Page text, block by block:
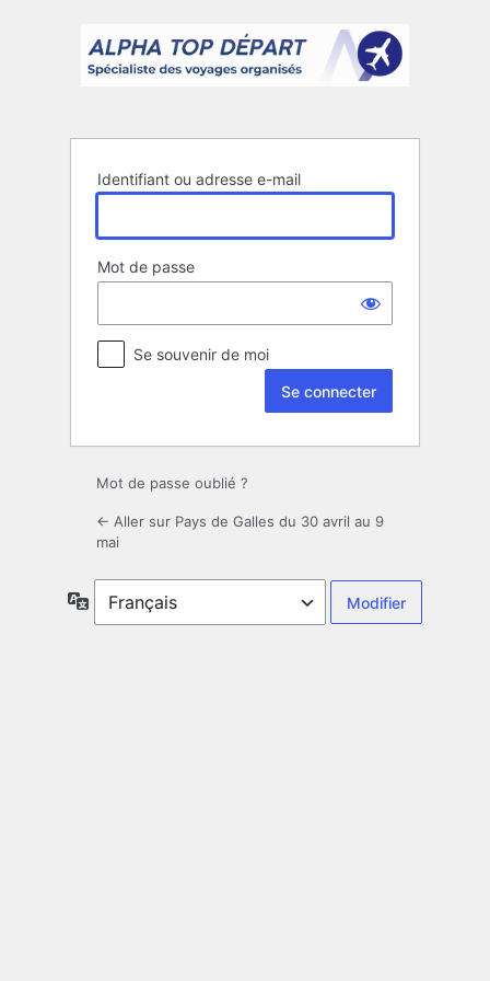
connecter
Identifiant ou adresse e-mail
Mot de passe
Se souvenir de moi
Mot de passe oublié ?
← Aller sur Pays de Galles du 30 avril au 9
mai
Langue